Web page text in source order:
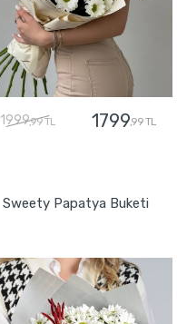
1999,99 TL 1799,99 TL
Sweety Papatya Buketi